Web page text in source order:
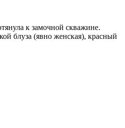
к замочной скважине.
блуза (явно женская), красный